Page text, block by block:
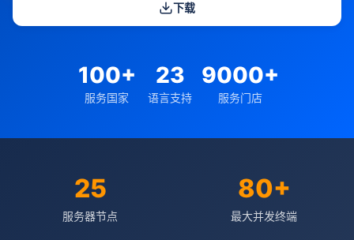
下载
100+
服务国家
23
语言支持
9000+
服务门店
25
服务器节点
80+
最大并发终端